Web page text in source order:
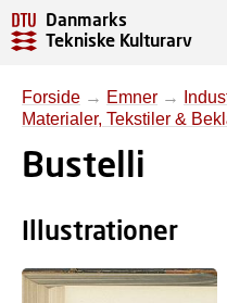
Danmarks
Tekniske Kulturarv
Forside → Emner →
Materialer, Tekstiler &
Bustelli
Illustrationer